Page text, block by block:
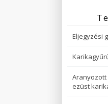
Eljegyzési
Aranyozott
ezüst